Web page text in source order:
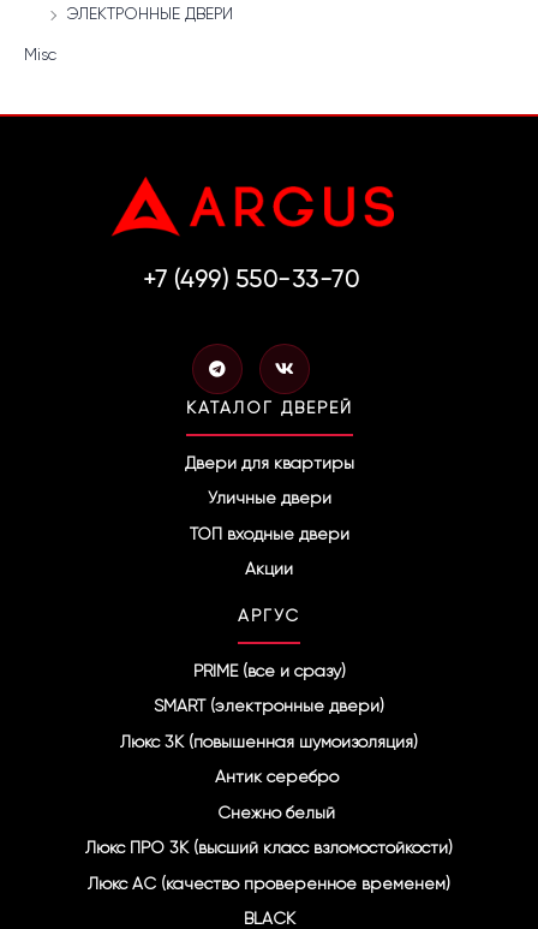
ЭЛЕКТРОННЫЕ ДВЕРИ
Misc
+7 (499) 550-33-70
T
e
l
e
g
r
m
V
k
КАТАЛОГ ДВЕРЕЙ
Двери для квартиры
Уличные двери
ТОП входные двери
Акции
АРГУС
PRIME (все и сразу)
SMART (электронные двери)
Люкс 3К (повышенная шумоизоляция)
Антик серебро
Снежно белый
Люкс ПРО 3К (высший класс взломостойкости)
Люкс АС (качество проверенное временем)
BLACK